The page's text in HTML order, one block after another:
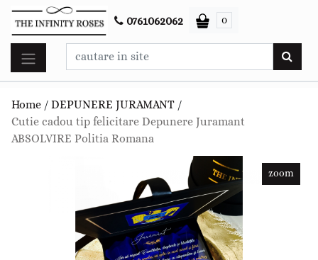
0761062062 0
Home / DEPUNERE JURAMANT /
Cutie cadou tip felicitare Depunere Juramant
ABSOLVIRE Politia Romana
zoom